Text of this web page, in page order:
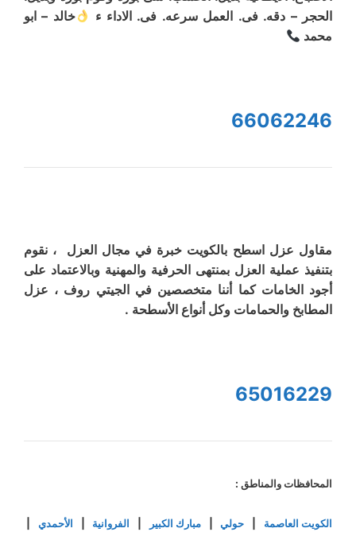
الحجر – دقه. فى. العمل سرعه. فى. الاداء ء
خالد – ابو
محمد
66062246
مقاول عزل اسطح بالكويت خبرة في مجال العزل ، نقوم
بتنفيذ عملية العزل بمنتهى الحرفية والمهنية وبالاعتماد على
أجود الخامات كما أننا متخصصين في الجيتي روف ، عزل
المطابخ والحمامات وكل أنواع الأسطحة .
65016229
المحافظات والمناطق :
الكويت العاصمة حولي|مبارك الكبير الفروانية الأحمدي